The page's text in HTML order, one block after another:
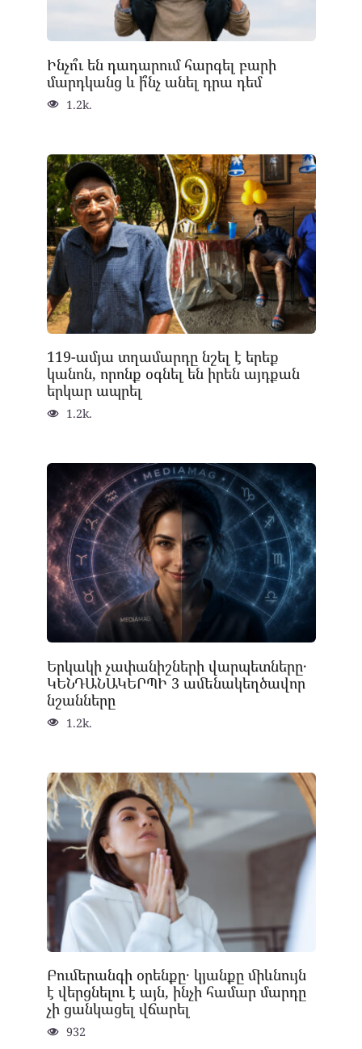
Ինչո՞ւ են դադարում հարգել բարի
մարդկանց և ի՞նչ անել դրա դեմ
1.2k.
119-ամյա տղամարդը նշել է երեք
կանոն, որոնք օգնել են իրեն այդքան
երկար ապրել
1.2k.
Երկակի չափանիշների վարպետները․
ԿԵՆԴԱՆԱԿԵՐՊԻ 3 ամենակեղծավոր
նշանները
1.2k.
Բումերանգի օրենքը․ կյանքը միևնույն
է վերցնելու է այն, ինչի համար մարդը
չի ցանկացել վճարել
932